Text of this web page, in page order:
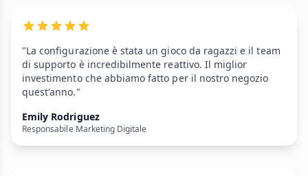
"La configurazione è stata un gioco da ragazzi e il team
di supporto è incredibilmente reattivo. Il miglior
investimento che abbiamo fatto per il nostro negozio
quest'anno."
Emily Rodriguez
Responsabile Marketing Digitale